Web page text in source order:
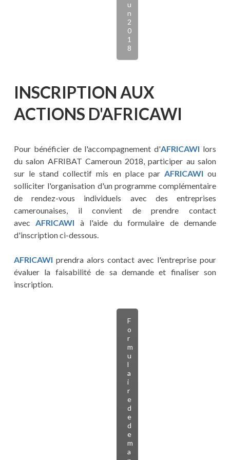
u
n
2
0
1
8
INSCRIPTION AUX
ACTIONS D'AFRICAWI
Pour bénéficier de l'accompagnement d'AFRICAWI lors
du salon AFRIBAT Cameroun 2018, participer au salon
sur le stand collectif mis en place par AFRICAWIou
solliciter l'organisation d'un programme complémentaire
de rendez-vous individuels avec des entreprises
camerounaises, il convient de prendre contact
avecAFRICAWI à l'aide du formulaire de demande
d'inscription ci-dessous.
AFRICAWI prendra alors contact avec l'entreprise pour
évaluer la faisabilité de sa demande et finaliser son
inscription.
F
o
r
m
u
l
a
i
r
e
d
e
d
e
m
a